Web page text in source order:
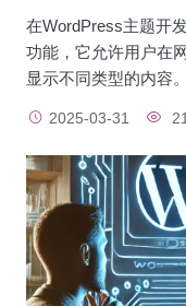
在WordPress主题开
功能，它允许用户在
显示不同类型的内容
2025-03-31